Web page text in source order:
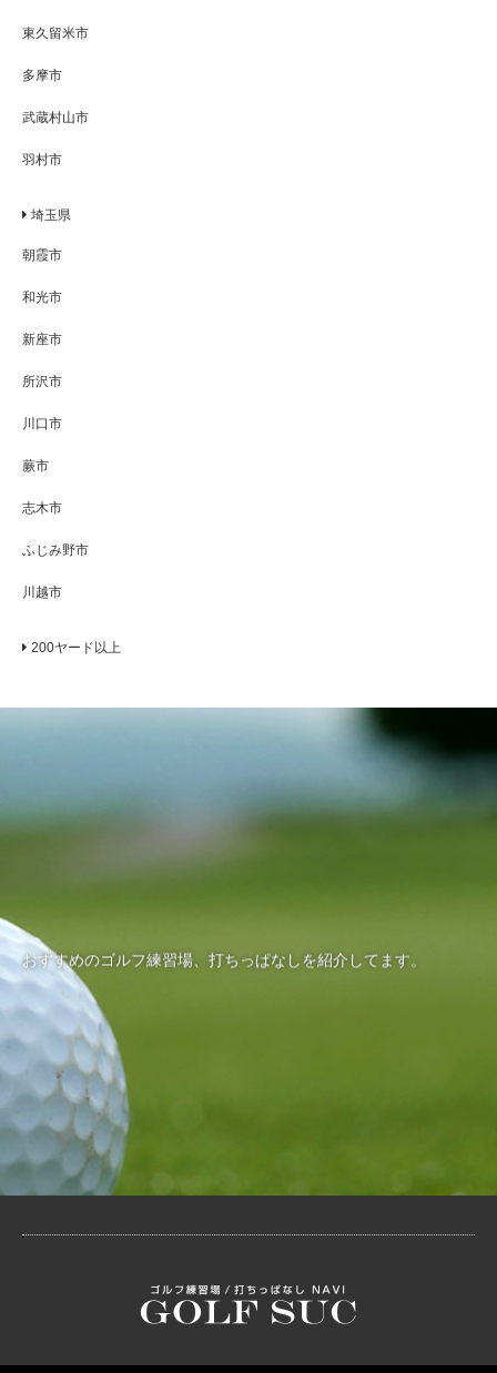
東久留米市
多摩市
武蔵村山市
羽村市
埼玉県
朝霞市
和光市
新座市
所沢市
川口市
蕨市
志木市
ふじみ野市
川越市
200ヤード以上
おすすめのゴルフ練習場、打ちっぱなしを紹介してます。